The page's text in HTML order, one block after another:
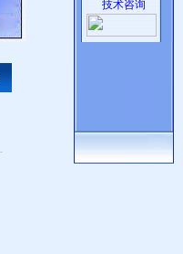
技术咨询